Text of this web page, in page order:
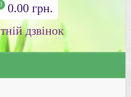
0.00грн.
дзвінок